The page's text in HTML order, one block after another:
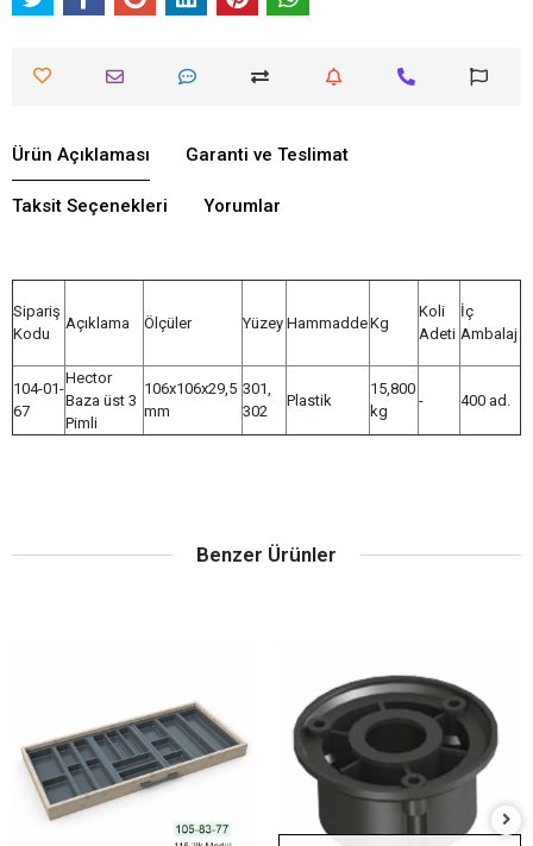
Ürün Açıklaması Garanti ve Teslimat
Taksit Seçenekleri Yorumlar
Sipariş
Kodu
Açıklama Ölçüler Yüzey HammaddeKg
Koli
Adeti
İç
Ambalaj
104-01-
67
Hector
Baza üst 3
Pimli
106x106x29,5
mm
301,
302
Plastik
15,800
kg
- 400 ad.
Benzer Ürünler